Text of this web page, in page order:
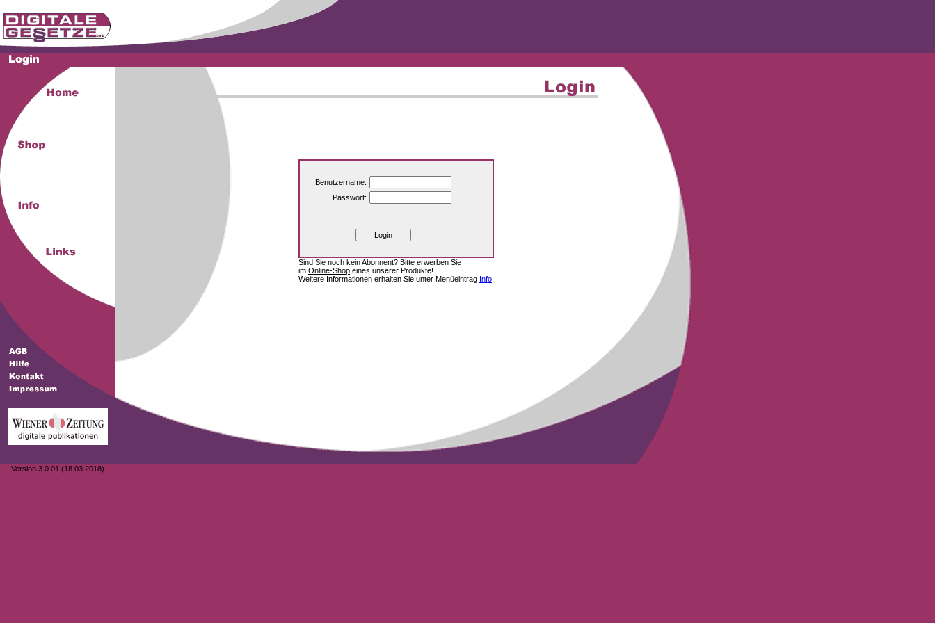
Version 3.0.01 (18.03.2018)
Benutzername:
Passwort:
Sind Sie noch kein Abonnent? Bitte erwerben Sie
im Online-Shop eines unserer Produkte!
Weitere Informationen erhalten Sie unter Menüeintrag Info